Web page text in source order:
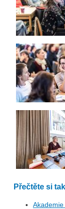
Přečtěte si